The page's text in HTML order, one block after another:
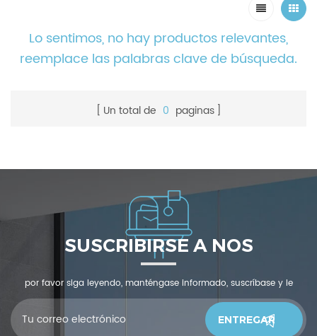
Lo sentimos, no hay productos relevantes,
reemplace las palabras clave de búsqueda.
Un total de 0 paginas
SUSCRIBIRSE A NOS
por favor siga leyendo, manténgase informado, suscríbase y le
invitamos a que nos cuente qué piensas.